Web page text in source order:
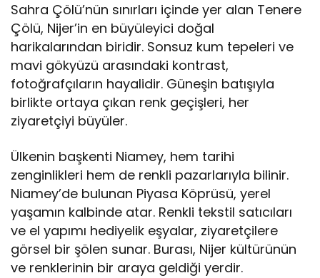
Sahra Çölü’nün sınırları içinde yer alan Tenere
Çölü, Nijer’in en büyüleyici doğal
harikalarından biridir. Sonsuz kum tepeleri ve
mavi gökyüzü arasındaki kontrast,
fotoğrafçıların hayalidir. Güneşin batışıyla
birlikte ortaya çıkan renk geçişleri, her
ziyaretçiyi büyüler.
Ülkenin başkenti Niamey, hem tarihi
zenginlikleri hem de renkli pazarlarıyla bilinir.
Niamey’de bulunan Piyasa Köprüsü, yerel
yaşamın kalbinde atar. Renkli tekstil satıcıları
ve el yapımı hediyelik eşyalar, ziyaretçilere
görsel bir şölen sunar. Burası, Nijer kültürünün
ve renklerinin bir araya geldiği yerdir.